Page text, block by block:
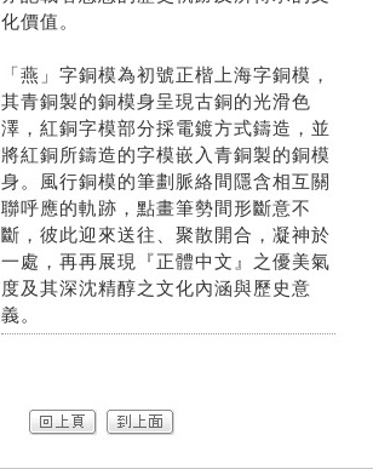
化價值。
「燕」字銅模為初號正楷上海字銅模，
其青銅製的銅模身呈現古銅的光滑色
澤，紅銅字模部分採電鍍方式鑄造，並
將紅銅所鑄造的字模嵌入青銅製的銅模
身。風行銅模的筆劃脈絡間隱含相互關
聯呼應的軌跡，點畫筆勢間形斷意不
斷，彼此迎來送往、聚散開合，凝神於
一處，再再展現『正體中文』之優美氣
度及其深沈精醇之文化內涵與歷史意
義。